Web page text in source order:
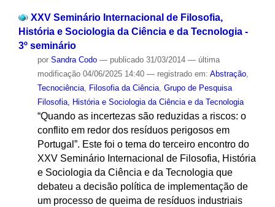
XXV Seminário Internacional de Filosofia,
História e Sociologia da Ciência e da Tecnologia -
3º seminário
por Sandra Codo — publicado31/03/2014 — última
modificação04/06/2025 14:40 — registrado em: Abstração,
Tecnociência, Filosofia da Ciência, Grupo de Pesquisa
Filosofia, História e Sociologia da Ciência e da Tecnologia
“Quando as incertezas são reduzidas a riscos: o
conflito em redor dos resíduos perigosos em
Portugal”. Este foi o tema do terceiro encontro do
XXV Seminário Internacional de Filosofia, História
e Sociologia da Ciência e da Tecnologia que
debateu a decisão política de implementação de
um processo de queima de resíduos industriais